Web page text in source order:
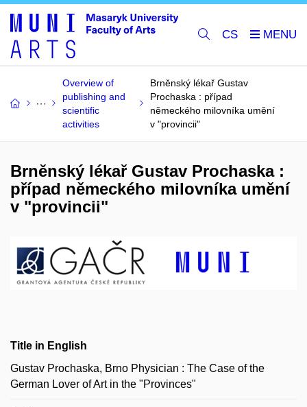
CS
Overview of
publishing and
scientific
activities
Brněnský lékař Gustav
Prochaska : případ
německého milovníka umění
v "provincii"
Brněnský lékař Gustav Prochaska :
případ německého milovníka umění
v "provincii"
Title in English
Gustav Prochaska, Brno Physician : The Case of the
German Lover of Art in the "Provinces"